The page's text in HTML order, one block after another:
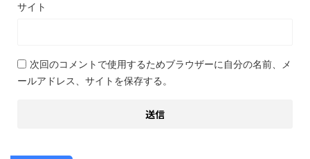
サイト
次回のコメントで使用するためブラウザーに自分の名前、メ
ールアドレス、サイトを保存する。